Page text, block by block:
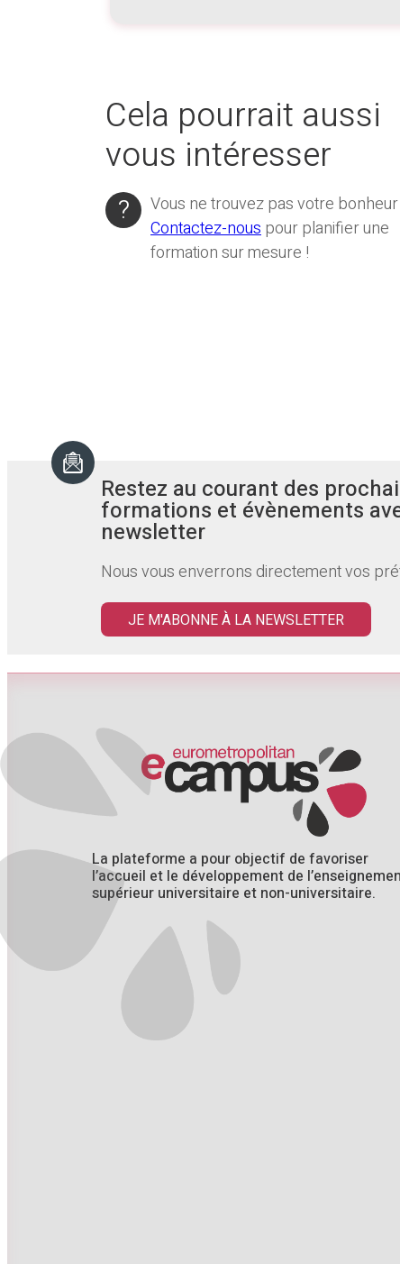
Cela pourrait aussi
vous intéresser
Vous ne trouvez pas votre
Contactez-nouspour planifier une
formation sur mesure !
Restez au courant des
formations et évènements
newsletter
Nous vous enverrons directement vos
JE M'ABONNE À LA NEWSLETTER
La plateforme a pour objectif de favoriser
l’accueil et le développement de
supérieur universitaire et non-universitaire.